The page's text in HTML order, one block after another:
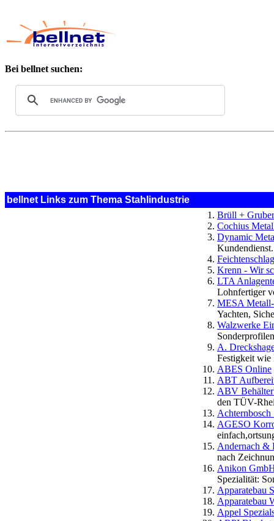
Bei bellnet suchen:
bellnet Links zum Thema Stahlindustrie
Brüll +
Cochius
Dynamic
Krenn - Wir
LTA
Lohnfertiger
MESA
Yachten,
Walzwerke
A.
Festigkeit wie
ABES Online
ABT
ABV
den TÜV-
Achternbosch
AGESO
Andernach &
nach
Anikon
Spezialität:
Apparatebau
Apparatebau
Appel